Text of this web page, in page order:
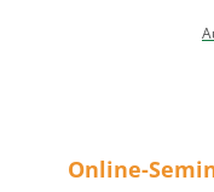
Online-